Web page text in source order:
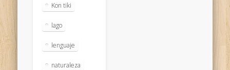
Kon tiki
lago
lenguaje
naturaleza